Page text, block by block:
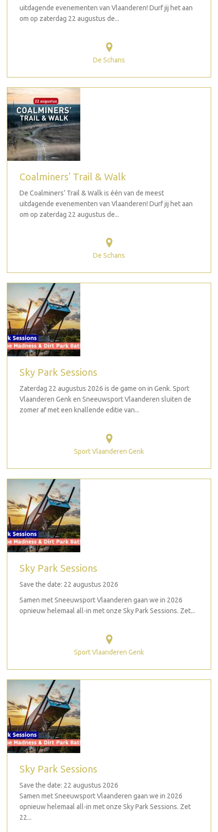
uitdagende evenementen van Vlaanderen! Durf jij het aan
om op zaterdag 22 augustus de...
De Schans
Coalminers' Trail & Walk
De Coalminers’ Trail & Walk is één van de meest
uitdagende evenementen van Vlaanderen! Durf jij het aan
om op zaterdag 22 augustus de...
De Schans
Sky Park Sessions
Zaterdag 22 augustus 2026 is de game on in Genk. Sport
Vlaanderen Genk en Sneeuwsport Vlaanderen sluiten de
zomer af met een knallende editie van...
Sport Vlaanderen Genk
Sky Park Sessions
Save the date: 22 augustus 2026
Samen met Sneeuwsport Vlaanderen gaan we in 2026
opnieuw helemaal all-in met onze Sky Park Sessions. Zet...
Sport Vlaanderen Genk
Sky Park Sessions
Save the date: 22 augustus 2026
Samen met Sneeuwsport Vlaanderen gaan we in 2026
opnieuw helemaal all-in met onze Sky Park Sessions. Zet
22...